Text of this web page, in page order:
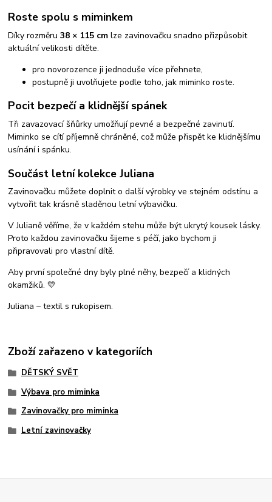
Roste spolu s miminkem
Díky rozměru38 × 115 cm lze zavinovačku snadno přizpůsobit
aktuální velikosti dítěte.
pro novorozence ji jednoduše více přehnete,
postupně ji uvolňujete podle toho, jak miminko roste.
Pocit bezpečí a klidnější spánek
Tři zavazovací šňůrky umožňují pevné a bezpečné zavinutí.
Miminko se cítí příjemně chráněné, což může přispět ke klidnějšímu
usínání i spánku.
Součást letní kolekce Juliana
Zavinovačku můžete doplnit o další výrobky ve stejném odstínu a
vytvořit tak krásně sladěnou letní výbavičku.
V Julianě věříme, že v každém stehu může být ukrytý kousek lásky.
Proto každou zavinovačku šijeme s péčí, jako bychom ji
připravovali pro vlastní dítě.
Aby první společné dny byly plné něhy, bezpečí a klidných
okamžiků. 💛
Juliana – textil s rukopisem.
Zboží zařazeno v kategoriích
DĚTSKÝ SVĚT
Výbava pro miminka
Zavinovačky pro miminka
Letní zavinovačky